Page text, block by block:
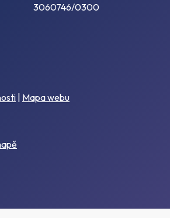
3060746/0300
Mapa webu